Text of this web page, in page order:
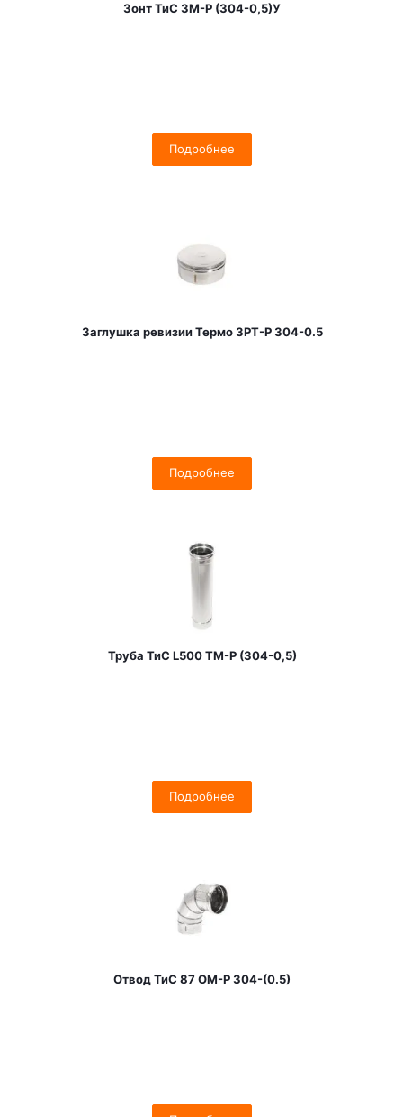
Зонт ТиС ЗМ-Р (304-0,5)У
Подробнее
Заглушка ревизии Термо ЗРТ-Р 304-0.5
Подробнее
Труба ТиС L500 ТМ-Р (304-0,5)
Подробнее
Отвод ТиС 87 OM-Р 304-(0.5)